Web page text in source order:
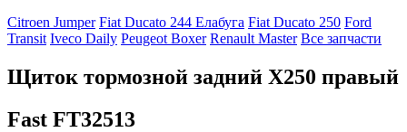
Citroen Jumper Fiat Ducato 244 Елабуга Fiat Ducato 250 Ford
Transit Iveco Daily Peugeot Boxer Renault Master Все запчасти
Щиток тормозной задний Х250 правый
Fast FT32513